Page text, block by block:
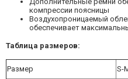
компрессии поясницы
Воздухопроницаемый
обеспечивает
Таблица размеров:
Размер S-